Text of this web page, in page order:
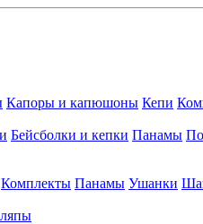
Капоры и капюшоны Кепи
Бейсболки и кепки Панамы
Комплекты Панамы Ушанки